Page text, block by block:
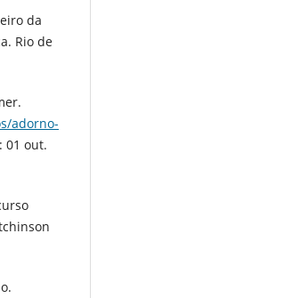
da
Rio de
adorno-
01 out.